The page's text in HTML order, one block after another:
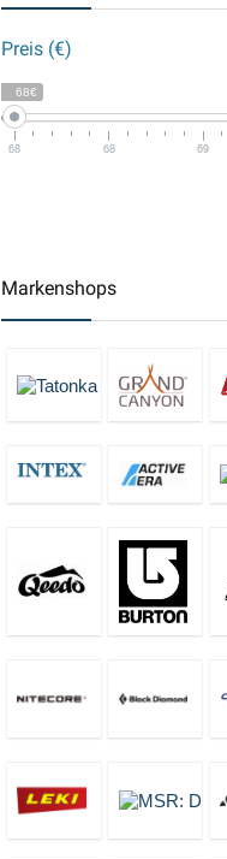
Preis (€)
68€
68 68 69
Markenshops